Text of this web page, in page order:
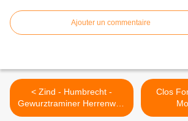
Ajouter un commentaire
< Zind - Humbrecht -
Gewurztraminer Herrenweg
de Turckheim 1994
Clos